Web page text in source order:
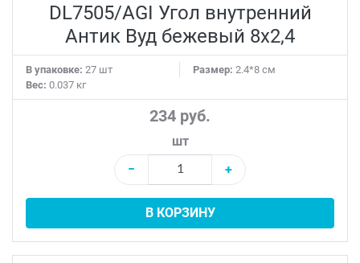
DL7505/AGI Угол внутренний
Антик Вуд бежевый 8x2,4
В упаковке: 27 шт Размер: 2.4*8 см
Вес: 0.037 кг
234 руб.
шт
−
+
В КОРЗИНУ